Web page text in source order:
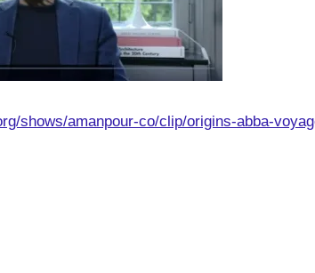
shows/amanpour-co/clip/origins-abba-